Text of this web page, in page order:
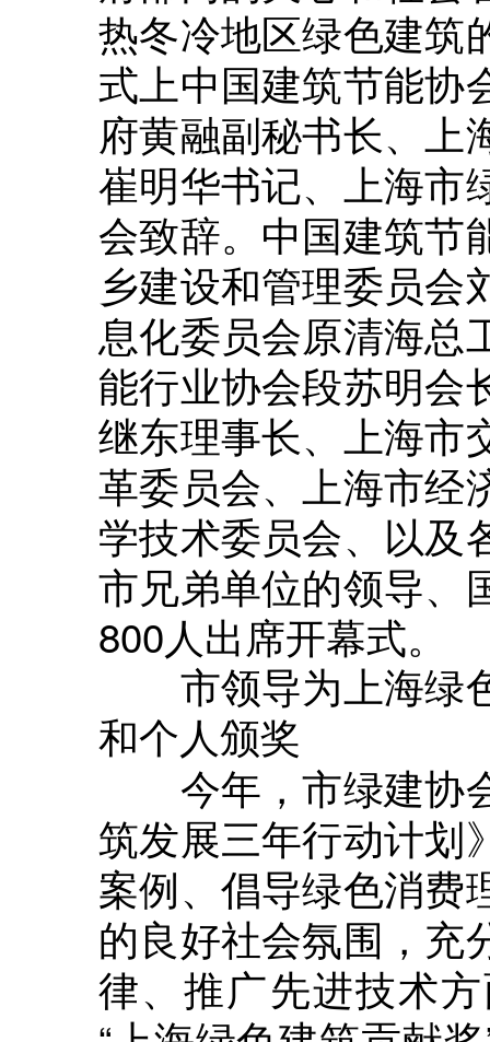
热冬冷地区绿色建筑
式上中国建筑节能协
府黄融副秘书长、上
崔明华书记、上海市
会致辞。中国建筑节
乡建设和管理委员会
息化委员会原清海总
能行业协会段苏明会
继东理事长、上海市
革委员会、上海市经
学技术委员会、以及
市兄弟单位的领导、
800人出席开幕式。
市领导为上海绿
和个人颁奖
今年，市绿建协
筑发展三年行动计划
案例、倡导绿色消费
的良好社会氛围，充
律、推广先进技术